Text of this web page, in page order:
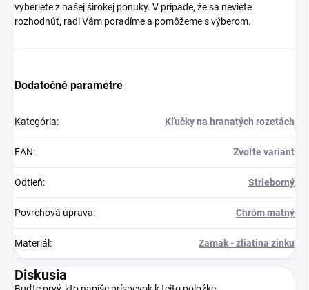
vyberiete z našej širokej ponuky. V prípade, že sa neviete
rozhodnúť, radi Vám poradíme a pomôžeme s výberom.
Dodatočné parametre
Kategória: Kľučky na hranatých rozetách
EAN: Zvoľte variant
Odtieň: Strieborný
Povrchová úprava: Chróm matný
Materiál : Zamak - zliatina zinku
Diskusia